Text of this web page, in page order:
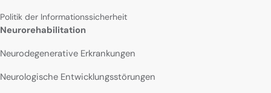
Politik der Informationssicherheit
Neurorehabilitation
Neurodegenerative Erkrankungen
Neurologische Entwicklungsstörungen